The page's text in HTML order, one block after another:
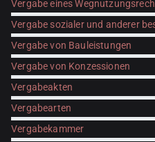
Vergabe eines
Vergabe sozialer und anderer
Vergabe von Bauleistungen
Vergabe von Konzessionen
Vergabeakten
Vergabearten
Vergabekammer